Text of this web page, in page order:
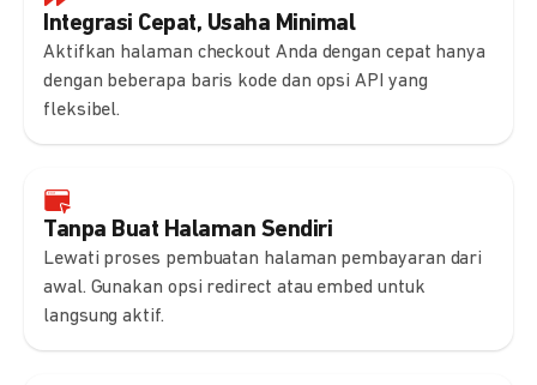
Integrasi Cepat, Usaha Minimal
Aktifkan halaman checkout Anda dengan cepat hanya
dengan beberapa baris kode dan opsi API yang
fleksibel.
Tanpa Buat Halaman Sendiri
Lewati proses pembuatan halaman pembayaran dari
awal. Gunakan opsi redirect atau embed untuk
langsung aktif.